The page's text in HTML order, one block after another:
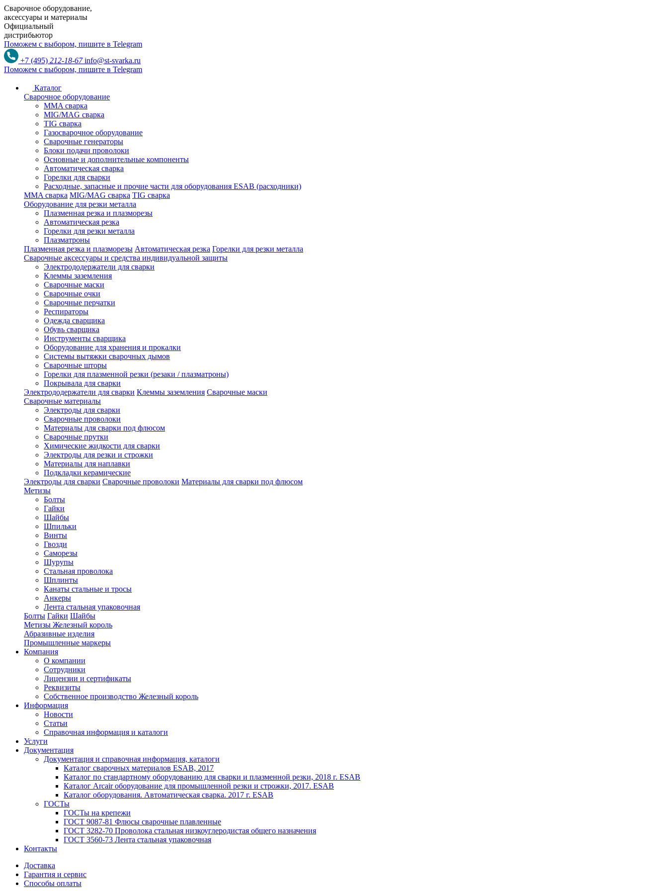
Сварочное оборудование,
аксессуары и материалы
Официальный
дистрибьютор
Поможем с выбором, пишите в Telegram
+7 (495) 212-18-67 info@st-svarka.ru
Поможем с выбором, пишите в Telegram
Каталог
Сварочное оборудование
MMA сварка
MIG/MAG сварка
TIG сварка
Газосварочное оборудование
Сварочные генераторы
Блоки подачи проволоки
Основные и дополнительные компоненты
Автоматическая сварка
Горелки для сварки
Расходные, запасные и прочие части для оборудования ESAB (расходники)
MMA сварка MIG/MAG сварка TIG сварка
Оборудование для резки металла
Плазменная резка и плазморезы
Автоматическая резка
Горелки для резки металла
Плазматроны
Плазменная резка и плазморезы Автоматическая резка Горелки для резки металла
Сварочные аксессуары и средства индивидуальной защиты
Электрододержатели для сварки
Клеммы заземления
Сварочные маски
Сварочные очки
Сварочные перчатки
Респираторы
Одежда сварщика
Обувь сварщика
Инструменты сварщика
Оборудование для хранения и прокалки
Системы вытяжки сварочных дымов
Сварочные шторы
Горелки для плазменной резки (резаки / плазматроны)
Покрывала для сварки
Электрододержатели для сварки Клеммы заземления Сварочные маски
Сварочные материалы
Электроды для сварки
Сварочные проволоки
Материалы для сварки под флюсом
Сварочные прутки
Химические жидкости для сварки
Электроды для резки и строжки
Материалы для наплавки
Подкладки керамические
Электроды для сварки Сварочные проволоки Материалы для сварки под флюсом
Метизы
Болты
Гайки
Шайбы
Шпильки
Винты
Гвозди
Саморезы
Шурупы
Стальная проволока
Шплинты
Канаты стальные и тросы
Анкеры
Лента стальная упаковочная
Болты Гайки Шайбы
Метизы Железный король
Абразивные изделия
Промышленные маркеры
Компания
О компании
Сотрудники
Лицензии и сертификаты
Реквизиты
Собственное производство Железный король
Информация
Новости
Статьи
Справочная информация и каталоги
Услуги
Документация
Документация и справочная информация, каталоги
Каталог сварочных материалов ESAB, 2017
Каталог по стандартному оборудованию для сварки и плазменной резки, 2018 г. ESAB
Каталог Arcair оборудование для промышленной резки и строжки, 2017. ESAB
Каталог оборудования. Автоматическая сварка. 2017 г. ESAB
ГОСТы
ГОСТы на крепежи
ГОСТ 9087-81 Флюсы сварочные плавленные
ГОСТ 3282-70 Проволока стальная низкоуглеродистая общего назначения
ГОСТ 3560-73 Лента стальная упаковочная
Контакты
Доставка
Гарантия и сервис
Способы оплаты